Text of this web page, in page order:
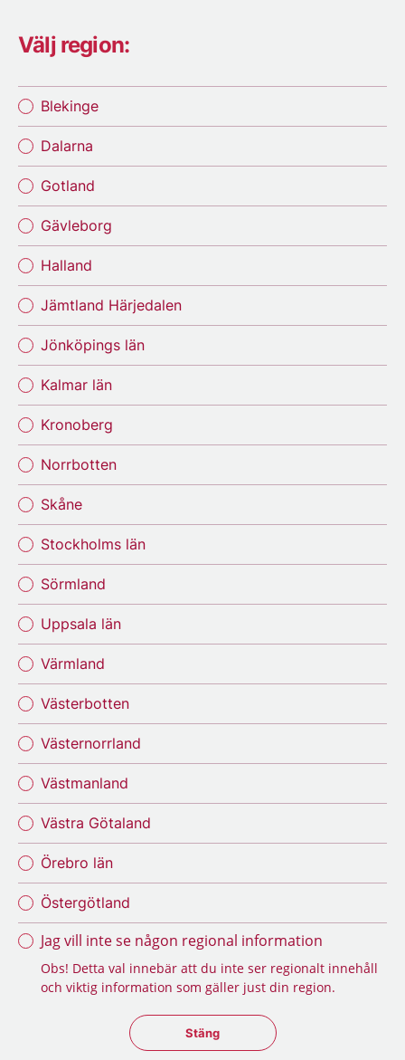
Välj region:
Blekinge
Dalarna
Gotland
Gävleborg
Halland
Jämtland Härjedalen
Jönköpings län
Kalmar län
Kronoberg
Norrbotten
Skåne
Stockholms län
Sörmland
Uppsala län
Värmland
Västerbotten
Västernorrland
Västmanland
Västra Götaland
Örebro län
Östergötland
Jag vill inte se någon regional information
Obs! Detta val innebär att du inte ser regionalt innehåll
och viktig information som gäller just din region.
Stäng regionsväljaren
Stäng